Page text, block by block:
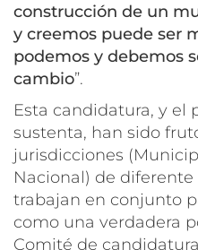
construcción de un
y creemos puede ser
podemos y debemos
cambio”.
Esta candidatura, y el
sustenta, han sido
jurisdicciones
Nacional) de
trabajan en conjunto
como una verdadera
Comité de